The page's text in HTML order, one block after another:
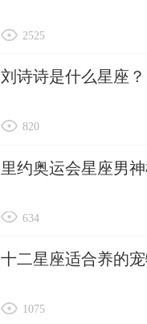
2525
刘诗诗是什么星座？
820
里约奥运会星座男
634
十二星座适合养的
1075